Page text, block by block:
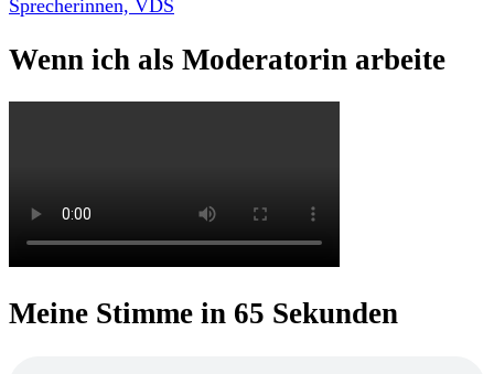
Wenn ich als Moderatorin arbeite
Meine Stimme in 65 Sekunden